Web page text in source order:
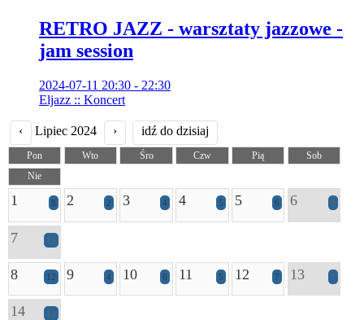
RETRO JAZZ - warsztaty jazzowe -
jam session
2024-07-11 20:30 - 22:30
Eljazz :: Koncert
‹ Lipiec 2024 › idź do dzisiaj
Pon Wto Śro Czw Pią
Sob
Nie
1 8 2 2 3 4 4 5 5 6 6 8
7 15
8 12 9 4 10 6 11 5 12 7 13 7
14 12